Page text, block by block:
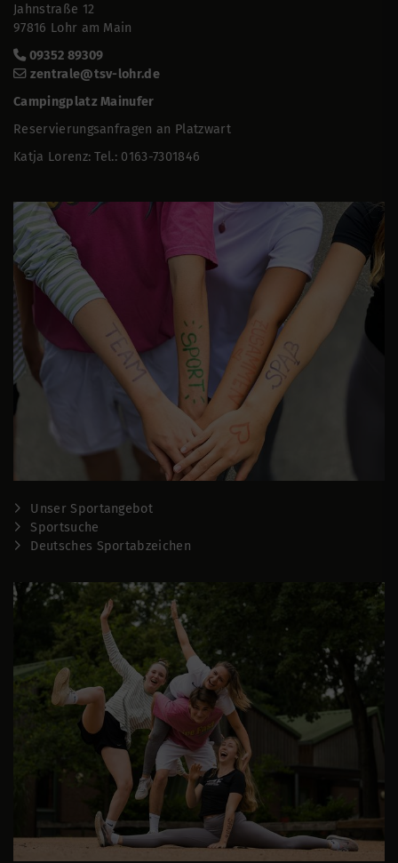
Jahnstraße 12
97816 Lohr am Main
09352 89309
zentrale@tsv-lohr.de
Campingplatz Mainufer
Reservierungsanfragen an Platzwart
Katja Lorenz: Tel.: 0163-7301846
Unser Sportangebot
Sportsuche
Deutsches Sportabzeichen